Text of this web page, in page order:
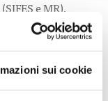
sui cookie
e MR),
(SIGO), Società
(SIMEU),
autonoma
Società